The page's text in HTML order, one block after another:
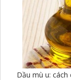
Dầu mù u: